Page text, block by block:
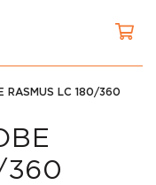
LC 180/360
360